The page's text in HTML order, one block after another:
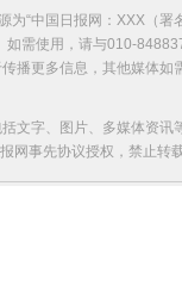
为“中国日报网：XXX（
需使用，请与010-
播更多信息，其他媒体
文字、图片、多媒体资
网事先协议授权，禁止转